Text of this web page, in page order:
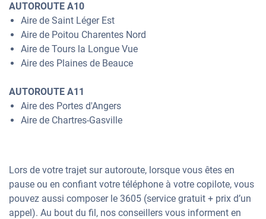
AUTOROUTE A10
Aire de Saint Léger Est
Aire de Poitou Charentes Nord
Aire de Tours la Longue Vue
Aire des Plaines de Beauce
AUTOROUTE A11
Aire des Portes d'Angers
Aire de Chartres-Gasville
Lors de votre trajet sur autoroute, lorsque vous êtes en
pause ou en confiant votre téléphone à votre copilote, vous
pouvez aussi composer le 3605 (service gratuit + prix d’un
appel). Au bout du fil, nos conseillers vous informent en